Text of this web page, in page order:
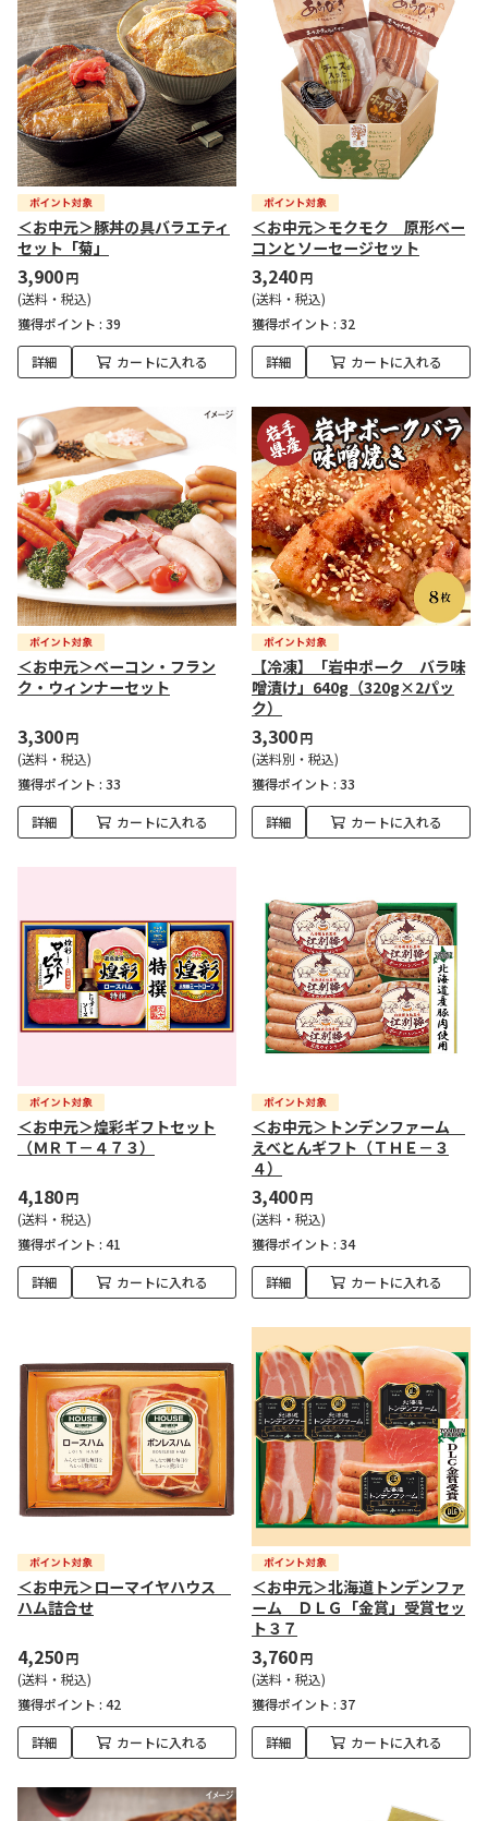
＜お中元＞豚丼の具バラエティ
セット「菊」
3,900円
(送料・税込)
獲得ポイント : 39
詳細 カートに入れる
＜お中元＞モクモク 原形ベー
コンとソーセージセット
3,240円
(送料・税込)
獲得ポイント : 32
詳細 カートに入れる
＜お中元＞ベーコン・フラン
ク・ウィンナーセット
3,300円
(送料・税込)
獲得ポイント : 33
詳細 カートに入れる
【冷凍】「岩中ポーク バラ味
噌漬け」640g（320g×2パッ
ク）
3,300円
(送料別・税込)
獲得ポイント : 33
詳細 カートに入れる
＜お中元＞煌彩ギフトセット
（ＭＲＴ－４７３）
4,180円
(送料・税込)
獲得ポイント : 41
詳細 カートに入れる
＜お中元＞トンデンファーム
えべとんギフト（ＴＨＥ－３
４）
3,400円
(送料・税込)
獲得ポイント : 34
詳細 カートに入れる
＜お中元＞ローマイヤハウス
ハム詰合せ
4,250円
(送料・税込)
獲得ポイント : 42
詳細 カートに入れる
＜お中元＞北海道トンデンファ
ーム ＤＬＧ「金賞」受賞セッ
ト３７
3,760円
(送料・税込)
獲得ポイント : 37
詳細 カートに入れる